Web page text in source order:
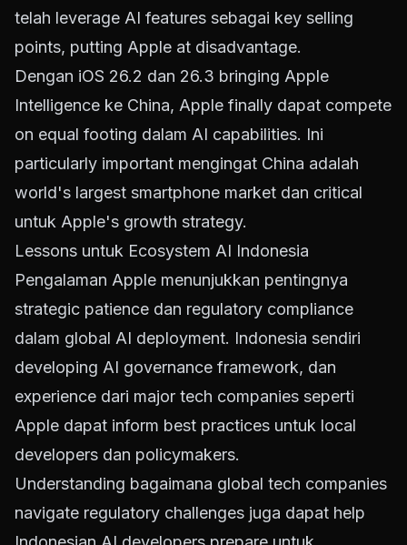
telah leverage AI features sebagai key selling
points, putting Apple at disadvantage.
Dengan iOS 26.2 dan 26.3 bringing Apple
Intelligence ke China, Apple finally dapat compete
on equal footing dalam AI capabilities. Ini
particularly important mengingat China adalah
world's largest smartphone market dan critical
untuk Apple's growth strategy.
Lessons untuk Ecosystem AI Indonesia
Pengalaman Apple menunjukkan pentingnya
strategic patience dan regulatory compliance
dalam global AI deployment. Indonesia sendiri
developing AI governance framework, dan
experience dari major tech companies seperti
Apple dapat inform best practices untuk local
developers dan policymakers.
Understanding bagaimana global tech companies
navigate regulatory challenges juga dapat help